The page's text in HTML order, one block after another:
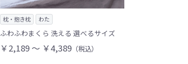
枕・抱き枕 わた
ふわふわまくら 洗える 選べるサイズ
￥2,189 ～ ￥4,389（税込）